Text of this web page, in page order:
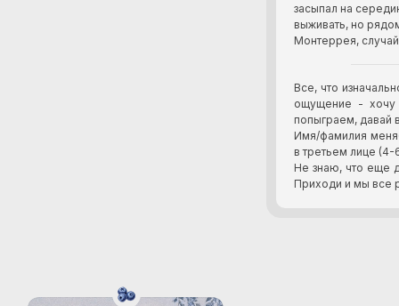
засыпал на
выживать, но
Монтеррея,
Все, что
ощущение - хочу
попыграем, давай
Имя/фамилия
в третьем лице (4-
Не знаю, что еще
Приходи и мы